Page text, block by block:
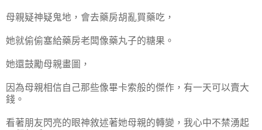
母親疑神疑鬼地，會去藥房胡亂買藥吃，
她就偷偷塞給藥房老闆像藥丸子的糖果。
她還鼓勵母親畫圖，
因為母親相信自己那些像畢卡索般的傑作，有一天可以賣大
錢。
看著朋友閃亮的眼神敘述著她母親的轉變，我心中不禁湧起